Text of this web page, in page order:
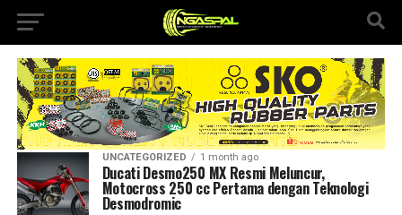
UNCATEGORIZED 1 month ago
Ducati Desmo250 MX Resmi Meluncur,
Motocross 250 cc Pertama dengan Teknologi
Desmodromic